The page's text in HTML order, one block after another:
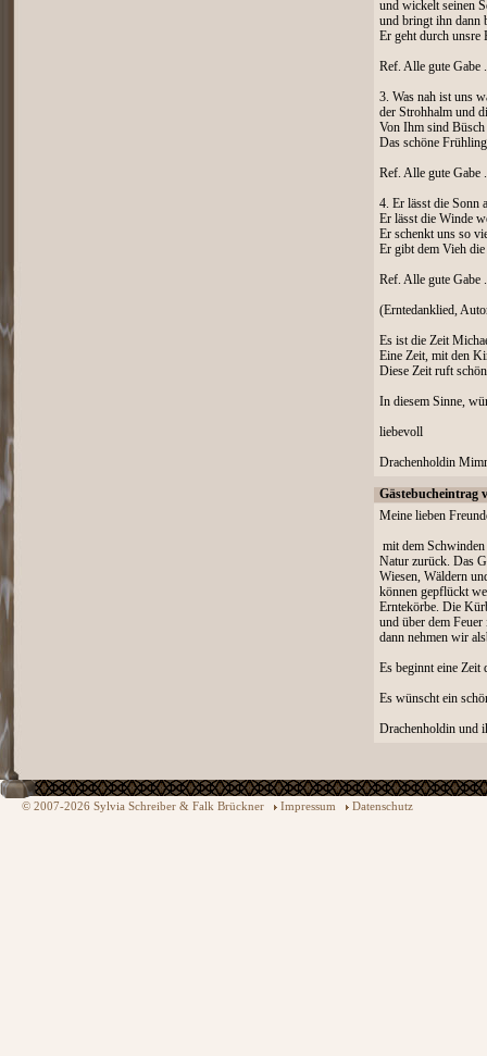
und wickelt seinen
und bringt ihn dann
Er geht durch unsre
Ref. Alle gute Gabe
3. Was nah ist uns
der Strohhalm und
Von Ihm sind
Das schöne
Ref. Alle gute Gabe
4. Er lässt die Sonn
Er lässt die Winde
Er schenkt uns so
Er gibt dem Vieh
Ref. Alle gute Gabe
(Erntedanklied,
Es ist die Zeit
Eine Zeit, mit den
Diese Zeit ruft
In diesem Sinne,
liebevoll
Drachenholdin
Gästebucheintrag
Meine lieben
mit dem
Natur zurück. Das
Wiesen, Wäldern
können gepflückt
Erntekörbe. Die
und über dem Feuer
dann nehmen wir
Es beginnt eine Zeit
Es wünscht ein
Drachenholdin und
© 2007-2026 Sylvia Schreiber & Falk Brückner Impressum Datenschutz